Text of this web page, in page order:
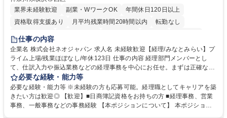
業界未経験歓迎
副業・WワークOK
年間休日120日以上
資格取得支援あり
月平均残業時間20時間以内
転勤なし
未経験者歓迎
完全週休2日制
交通費支給 駅近5分以内 土日祝休み
服装自由
寮・社宅あり
仕事の内容
企業名 株式会社ネオジャパン 求人名 未経験歓迎【経理/みなとみらい】プ
ライム上場/残業ほぼなし/年休123日 仕事の内容 経理部門メンバーとし
て、仕訳入力や振込業務などの経理事務を中心にお任せ。まずは正確な入
力・確認業務からスタートし、既存メンバーと一緒に業務を進めながら段
階的に経理知識を身につけていただきます。 【具体的には】 ■社内稟議に
基づく仕訳入力 ■月末の振込業務 ■明細作成 ■伝票処理、記帳業務 ■既存
メンバーの業務サポート 【将来的には】 ■月次決算補助 ■四半期・年次決
必要な経験・能力等
必要な経験・能力等 ※未経験の方も応募可能。経理職としてキャリアを築
きたい方は歓迎◎ 【歓迎】■日商簿記資格をお持ちの方 ■経理事務、営業
事務、一般事務などの事務経験 【本ポジションについて】 本ポジション